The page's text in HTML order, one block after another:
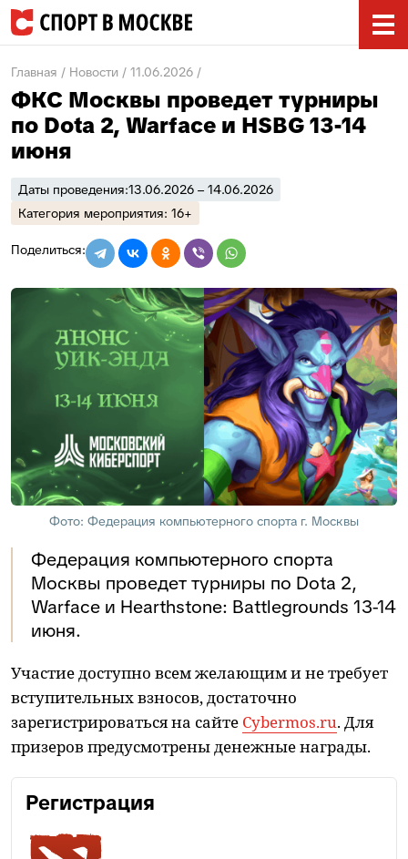
Главная Новости 11.06.2026
ФКС Москвы проведет турниры
по Dota 2, Warface и HSBG 13-14
июня
Даты проведения:13.06.2026 – 14.06.2026
Категория мероприятия: 16+
Фото: Федерация компьютерного спорта г. Москвы
Федерация компьютерного спорта
Москвы проведет турниры по Dota 2,
Warface и Hearthstone: Battlegrounds 13-14
июня.
Участие доступно всем желающим и не требует
вступительных взносов, достаточно
зарегистрироваться на сайте Cybermos.ru. Для
призеров предусмотрены денежные награды.
Регистрация